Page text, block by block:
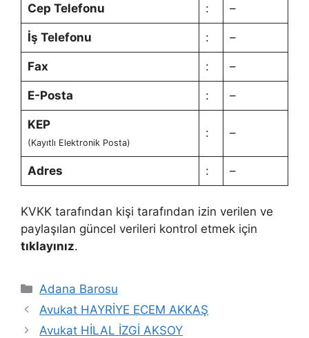
Cep Telefonu : –
İş Telefonu : –
Fax : –
E-Posta : –
KEP
(Kayıtlı Elektronik Posta)
: –
Adres : –
KVKK tarafından kişi tarafından izin verilen ve
paylaşılan güncel verileri kontrol etmek için
tıklayınız.
Kategoriler
Adana Barosu
Avukat HAYRİYE ECEM AKKAŞ
Avukat HİLAL İZGİ AKSOY